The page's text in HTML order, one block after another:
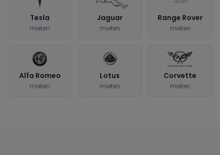
Tesla
mieten
Jaguar
mieten
Range Rover
mieten
Alfa Romeo
mieten
Lotus
mieten
Corvette
mieten